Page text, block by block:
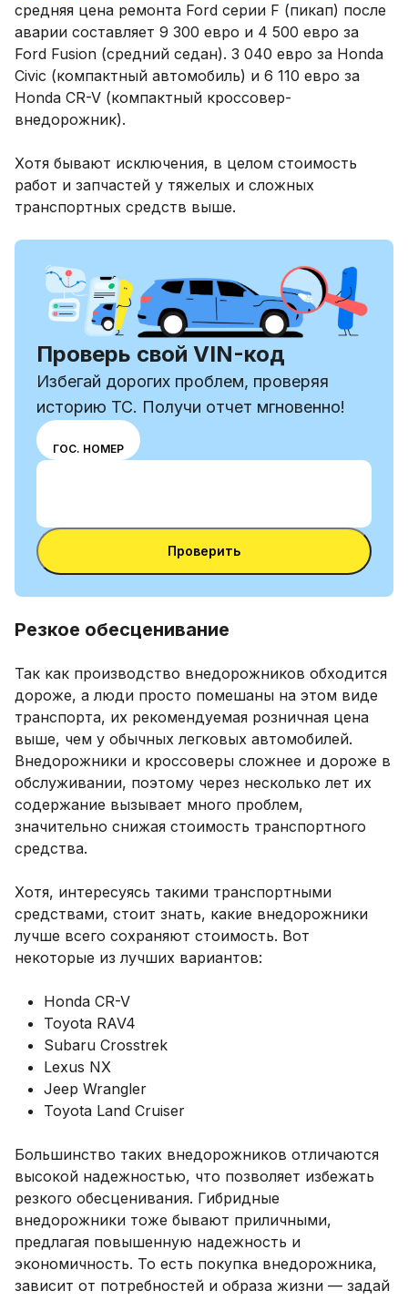
средняя цена ремонта Ford серии F (пикап) после
аварии составляет 9 300 евро и 4 500 евро за
Ford Fusion (средний седан). 3 040 евро за Honda
Civic (компактный автомобиль) и 6 110 евро за
Honda CR-V (компактный кроссовер-
внедорожник).
Хотя бывают исключения, в целом стоимость
работ и запчастей у тяжелых и сложных
транспортных средств выше.
Проверь свой VIN-код
Избегай дорогих проблем, проверяя
историю ТС. Получи отчет мгновенно!
Выбери
режим
номером
VIN и
номерным
ГОС. НОМЕР
Ввести VIN-код
Ввести VIN-код
Проверить
Резкое обесценивание
Так как производство внедорожников обходится
дороже, а люди просто помешаны на этом виде
транспорта, их рекомендуемая розничная цена
выше, чем у обычных легковых автомобилей.
Внедорожники и кроссоверы сложнее и дороже в
обслуживании, поэтому через несколько лет их
содержание вызывает много проблем,
значительно снижая стоимость транспортного
средства.
Хотя, интересуясь такими транспортными
средствами, стоит знать, какие внедорожники
лучше всего сохраняют стоимость. Вот
некоторые из лучших вариантов:
Honda CR-V
Toyota RAV4
Subaru Crosstrek
Lexus NX
Jeep Wrangler
Toyota Land Cruiser
Большинство таких внедорожников отличаются
высокой надежностью, что позволяет избежать
резкого обесценивания. Гибридные
внедорожники тоже бывают приличными,
предлагая повышенную надежность и
экономичность. То есть покупка внедорожника,
зависит от потребностей и образа жизни — задай